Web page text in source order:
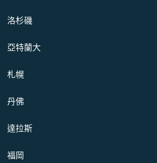
洛杉磯
亞特蘭大
札幌
丹佛
達拉斯
福岡